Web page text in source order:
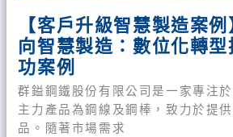
【客戶升級智慧製造案
向智慧製造：數位化轉
功案例
群鎰鋼鐵股份有限公司是一家專注
主力產品為鋼線及鋼棒，致力於提
品。隨著市場需求
造：
數
位
化
轉
型
提